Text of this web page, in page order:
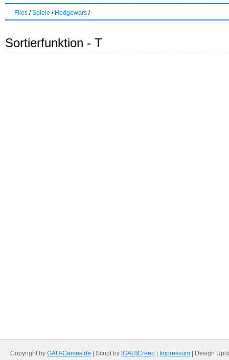
Files /Spiele / Hedgewars /
Sortierfunktion - T
Copyright by GAU-Games.de | Script by [GAU]Creep Impressum | Design